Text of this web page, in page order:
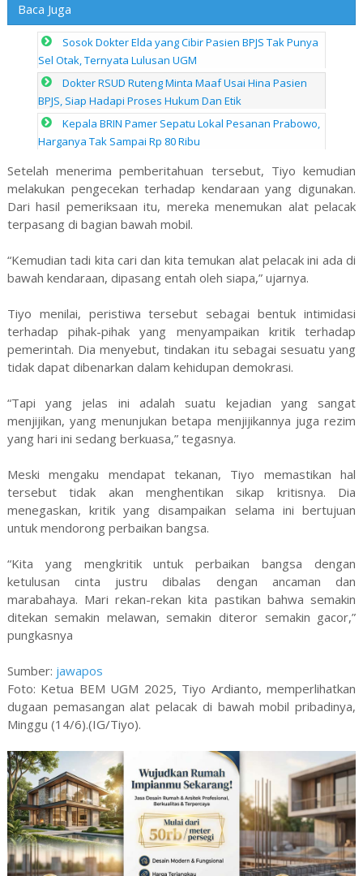
Baca Juga
Sosok Dokter Elda yang Cibir Pasien BPJS Tak Punya
Sel Otak, Ternyata Lulusan UGM
Dokter RSUD Ruteng Minta Maaf Usai Hina Pasien
BPJS, Siap Hadapi Proses Hukum Dan Etik
Kepala BRIN Pamer Sepatu Lokal Pesanan Prabowo,
Harganya Tak Sampai Rp 80 Ribu
Setelah menerima pemberitahuan tersebut, Tiyo kemudian
melakukan pengecekan terhadap kendaraan yang digunakan.
Dari hasil pemeriksaan itu, mereka menemukan alat pelacak
terpasang di bagian bawah mobil.
“Kemudian tadi kita cari dan kita temukan alat pelacak ini ada di
bawah kendaraan, dipasang entah oleh siapa,” ujarnya.
Tiyo menilai, peristiwa tersebut sebagai bentuk intimidasi
terhadap pihak-pihak yang menyampaikan kritik terhadap
pemerintah. Dia menyebut, tindakan itu sebagai sesuatu yang
tidak dapat dibenarkan dalam kehidupan demokrasi.
“Tapi yang jelas ini adalah suatu kejadian yang sangat
menjijikan, yang menunjukan betapa menjijikannya juga rezim
yang hari ini sedang berkuasa,” tegasnya.
Meski mengaku mendapat tekanan, Tiyo memastikan hal
tersebut tidak akan menghentikan sikap kritisnya. Dia
menegaskan, kritik yang disampaikan selama ini bertujuan
untuk mendorong perbaikan bangsa.
“Kita yang mengkritik untuk perbaikan bangsa dengan
ketulusan cinta justru dibalas dengan ancaman dan
marabahaya. Mari rekan-rekan kita pastikan bahwa semakin
ditekan semakin melawan, semakin diteror semakin gacor,”
pungkasnya
Sumber: jawapos
Foto: Ketua BEM UGM 2025, Tiyo Ardianto, memperlihatkan
dugaan pemasangan alat pelacak di bawah mobil pribadinya,
Minggu (14/6).(IG/Tiyo).